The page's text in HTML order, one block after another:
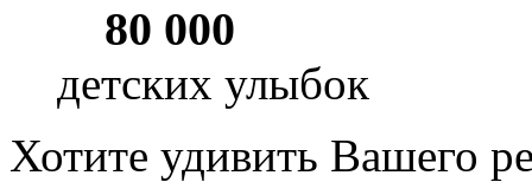
80 000
детских улыбок
Хотите удивить Вашего